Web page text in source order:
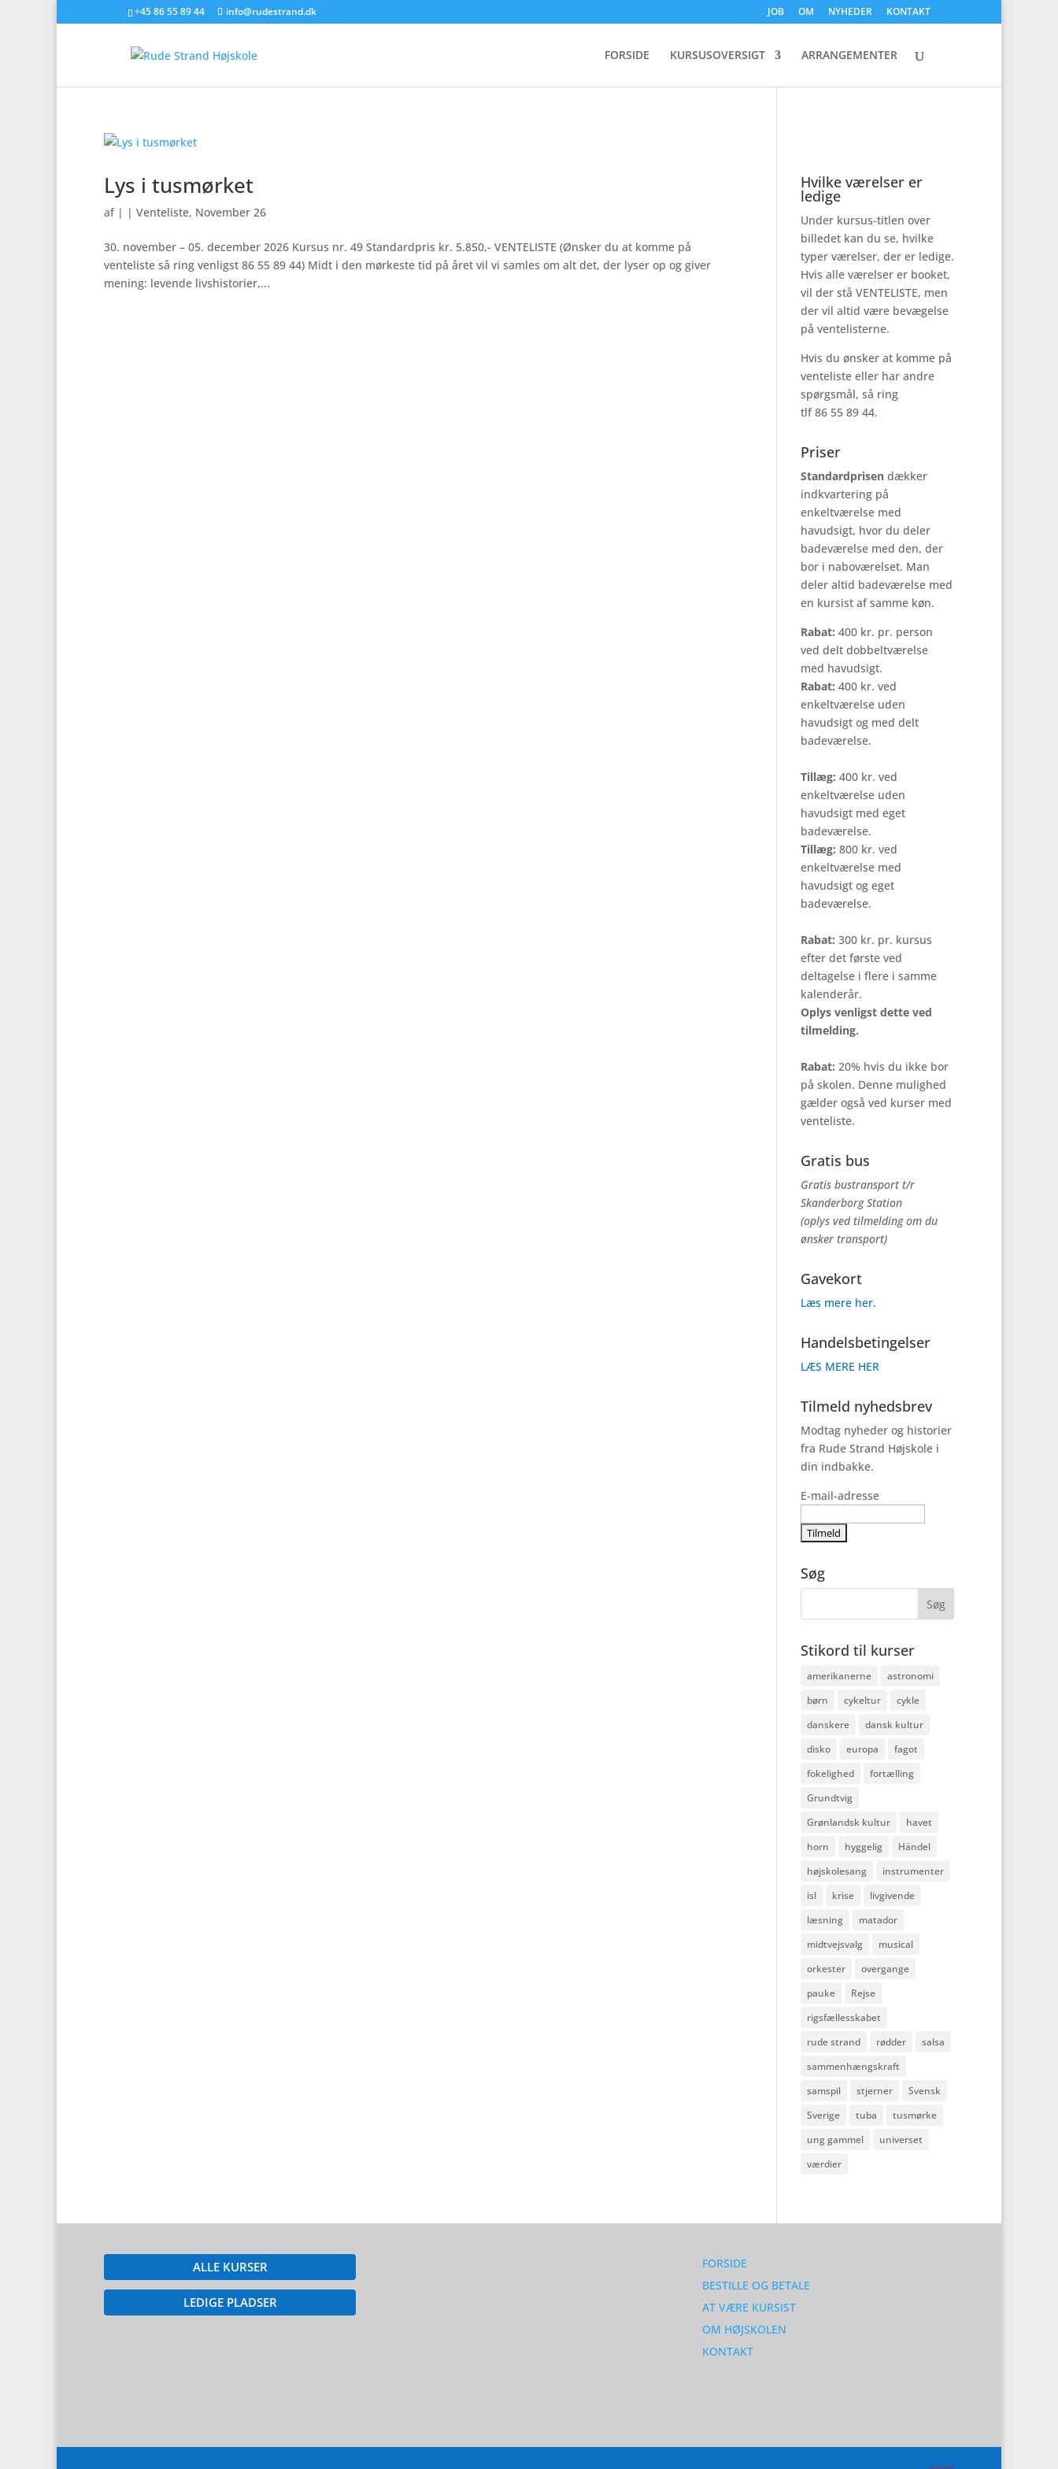
+45 86 55 89 44 info@rudestrand.dk JOB OM NYHEDER KONTAKT
FORSIDE KURSUSOVERSIGT ARRANGEMENTER
Lys i tusmørket
af | | Venteliste, November 26
30. november – 05. december 2026 Kursus nr. 49 Standardpris kr. 5.850,- VENTELISTE (Ønsker du at komme på
venteliste så ring venligst 86 55 89 44) Midt i den mørkeste tid på året vil vi samles om alt det, der lyser op og giver
mening: levende livshistorier,...
Hvilke værelser er
ledige
Under kursus-titlen over
billedet kan du se, hvilke
typer værelser, der er ledige.
Hvis alle værelser er booket,
vil der stå VENTELISTE, men
der vil altid være bevægelse
på ventelisterne.
Hvis du ønsker at komme på
venteliste eller har andre
spørgsmål, så ring
tlf 86 55 89 44.
Priser
Standardprisen dækker
indkvartering på
enkeltværelse med
havudsigt, hvor du deler
badeværelse med den, der
bor i naboværelset. Man
deler altid badeværelse med
en kursist af samme køn.
Rabat: 400 kr. pr. person
ved delt dobbeltværelse
med havudsigt.
Rabat: 400 kr. ved
enkeltværelse uden
havudsigt og med delt
badeværelse.
Tillæg: 400 kr. ved
enkeltværelse uden
havudsigt med eget
badeværelse.
Tillæg: 800 kr. ved
enkeltværelse med
havudsigt og eget
badeværelse.
Rabat: 300 kr. pr. kursus
efter det første ved
deltagelse i flere i samme
kalenderår.
Oplys venligst dette ved
tilmelding.
Rabat: 20% hvis du ikke bor
på skolen. Denne mulighed
gælder også ved kurser med
venteliste.
Gratis bus
Gratis bustransport t/r
Skanderborg Station
(oplys ved tilmelding om du
ønsker transport)
Gavekort
Læs mere her.
Handelsbetingelser
LÆS MERE HER
Tilmeld nyhedsbrev
Modtag nyheder og historier
fra Rude Strand Højskole i
din indbakke.
E-mail-adresse
Søg
Stikord til kurser
amerikanerne
astronomi
børn
cykeltur
cykle
danskere
dansk kultur
disko
europa
fagot
fokelighed
fortælling
Grundtvig
Grønlandsk kultur
havet
horn
hyggelig
Händel
højskolesang
instrumenter
isl
krise
livgivende
læsning
matador
midtvejsvalg
musical
orkester
overgange
pauke
Rejse
rigsfællesskabet
rude strand
rødder
salsa
sammenhængskraft
samspil
stjerner
Svensk
Sverige
tuba
tusmørke
ung gammel
universet
værdier
ALLE KURSER
LEDIGE PLADSER
FORSIDE
BESTILLE OG BETALE
AT VÆRE KURSIST
OM HØJSKOLEN
KONTAKT